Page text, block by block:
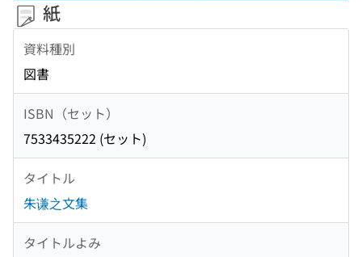
紙
資料種別
図書
ISBN（セット）
7533435222 (セット)
タイトル
朱谦之文集
タイトルよみ